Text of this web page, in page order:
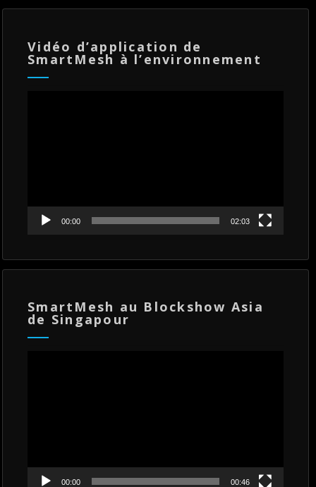
Vidéo d’application de
SmartMesh à l’environnement
00:00 02:03
SmartMesh au Blockshow Asia
de Singapour
00:00 00:46